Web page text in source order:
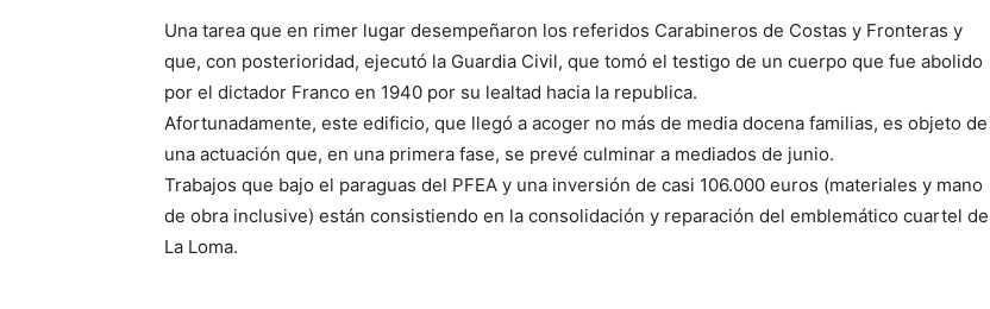
Una tarea que en rimer lugar desempeñaron los referidos Carabineros de Costas y Fronteras y
que, con posterioridad, ejecutó la Guardia Civil, que tomó el testigo de un cuerpo que fue abolido
por el dictador Franco en 1940 por su lealtad hacia la republica.
Afortunadamente, este edificio, que llegó a acoger no más de media docena familias, es objeto de
una actuación que, en una primera fase, se prevé culminar a mediados de junio.
Trabajos que bajo el paraguas del PFEA y una inversión de casi 106.000 euros (materiales y mano
de obra inclusive) están consistiendo en la consolidación y reparación del emblemático cuartel de
La Loma.